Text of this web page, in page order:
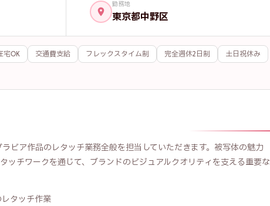
勤務地
東京都中野区
宅OK 交通費支給 フレックスタイム制 完全週休2日制 土日祝休み
ビア作品のレタッチ業務全般を担当していただきます。被写体の魅力
ッチワークを通じて、ブランドのビジュアルクオリティを支える重要な
タッチ作業